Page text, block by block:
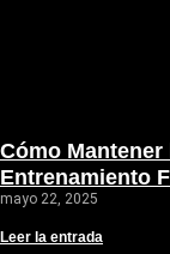
Cómo
Entrenamiento
mayo 22, 2025
Leer la entrada